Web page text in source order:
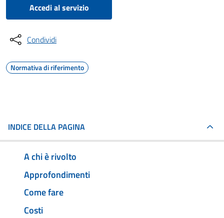
Accedi al servizio
Condividi
Normativa di riferimento
INDICE DELLA PAGINA
A chi è rivolto
Approfondimenti
Come fare
Costi